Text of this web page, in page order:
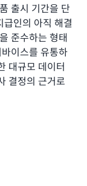
출시 기간을 단
인의 아직 해결
준수하는 형태
이스를 유통하
대규모 데이터
결정의 근거로